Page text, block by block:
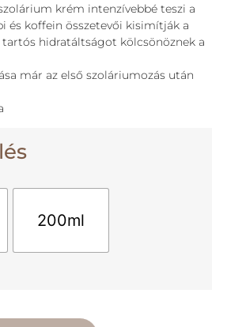
krém intenzívebbé teszi a
és koffein összetevői kisimítják a
hidratáltságot kölcsönöznek a
már az első szoláriumozás után
200ml